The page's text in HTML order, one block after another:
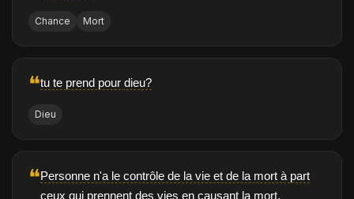
Chance Mort
❝tu te prend pour dieu?
Dieu
❝Personne n'a le contrôle de la vie et de la mort à part
ceux qui prennent des vies en causant la mort.